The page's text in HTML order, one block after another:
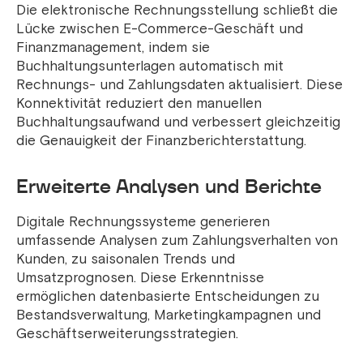
Die elektronische Rechnungsstellung schließt die
Lücke zwischen E-Commerce-Geschäft und
Finanzmanagement, indem sie
Buchhaltungsunterlagen automatisch mit
Rechnungs- und Zahlungsdaten aktualisiert. Diese
Konnektivität reduziert den manuellen
Buchhaltungsaufwand und verbessert gleichzeitig
die Genauigkeit der Finanzberichterstattung.
Erweiterte Analysen und Berichte
Digitale Rechnungssysteme generieren
umfassende Analysen zum Zahlungsverhalten von
Kunden, zu saisonalen Trends und
Umsatzprognosen. Diese Erkenntnisse
ermöglichen datenbasierte Entscheidungen zu
Bestandsverwaltung, Marketingkampagnen und
Geschäftserweiterungsstrategien.